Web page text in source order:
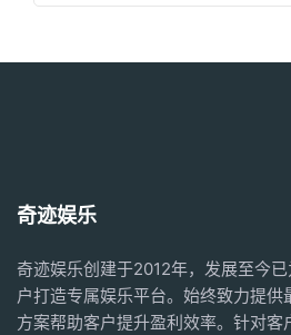
奇迹娱乐
奇迹娱乐创建于2012年，发展至今
户打造专属娱乐平台。始终致力提供
方案帮助客户提升盈利效率。针对客